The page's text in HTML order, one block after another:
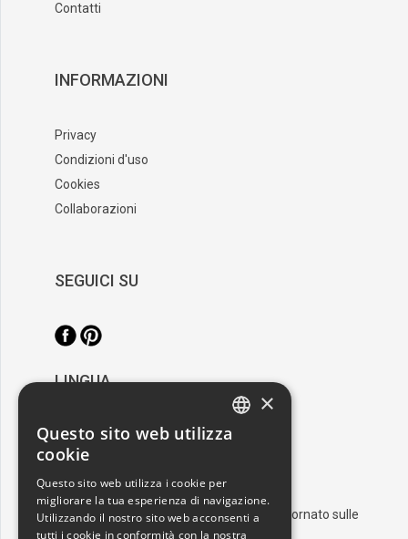
Contatti
INFORMAZIONI
Privacy
Condizioni d'uso
Cookies
Collaborazioni
SEGUICI SU
LINGUA
Iscriviti alla nostra newsletter e resta aggiornato sulle
ultime novità nel mondo dell'arte
×
Questo sito web utilizza
cookie
Questo sito web utilizza i cookie per
migliorare la tua esperienza di navigazione.
Utilizzando il nostro sito web acconsenti a
tutti i cookie in conformità con la nostra